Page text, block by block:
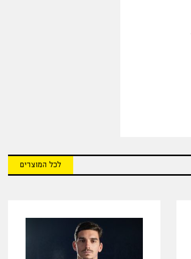
לכל המוצרים